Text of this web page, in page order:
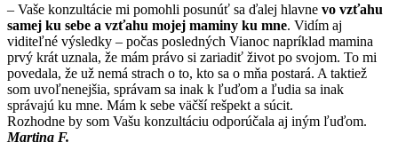
– Vaše konzultácie mi pomohli posunúť sa ďalej hlavne vo vzťahu
samej ku sebe a vzťahu mojej maminy ku mne. Vidím aj
viditeľné výsledky – počas posledných Vianoc napríklad mamina
prvý krát uznala, že mám právo si zariadiť život po svojom. To mi
povedala, že už nemá strach o to, kto sa o mňa postará. A taktiež
som uvoľnenejšia, správam sa inak k ľuďom a ľudia sa inak
správajú ku mne. Mám k sebe väčší rešpekt a súcit.
Rozhodne by som Vašu konzultáciu odporúčala aj iným ľuďom.
Martina F.